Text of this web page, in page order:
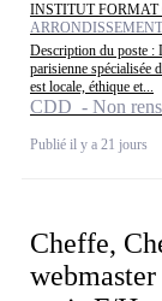
INSTITUT
ARRONDISSEMENT
Description du poste :
parisienne spécialisée
est locale, éthique et...
CDD - Non
Publié il y a 21 jours
Cheffe,